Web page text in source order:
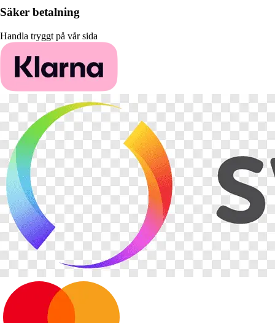
Säker betalning
Handla tryggt på vår sida